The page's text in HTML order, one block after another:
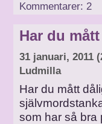
Kommentarer: 2
Har du
31 januari, 2011
Ludmilla
Har du mått
som har så bra